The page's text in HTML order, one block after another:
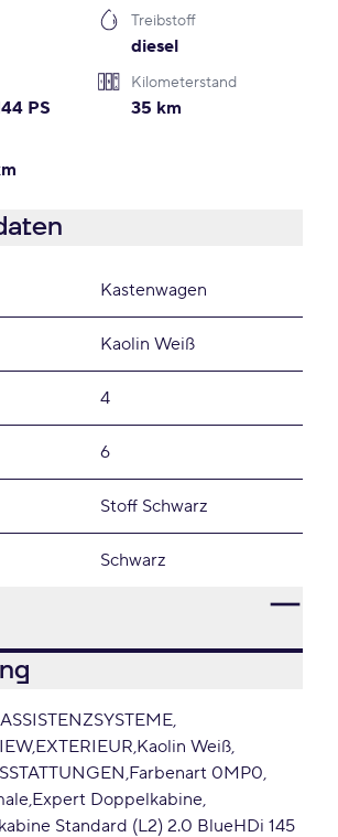
Treibstoff
diesel
PS
Kilometerstand
35 km
Kastenwagen
Kaolin Weiß
4
6
Stoff Schwarz
Schwarz
ASSISTENZSYSTEME
EXTERIEUR Kaolin Weiß
Farbenart 0MP0
Expert Doppelkabine
Standard (L2) 2.0 BlueHDi 145